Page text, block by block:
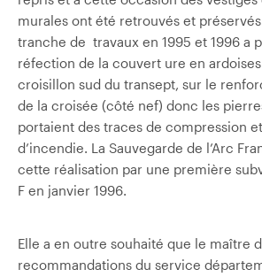
murales ont été retrouvés et
tranche de travaux en 1995 et 1996 a
réfection de la couvert ure en
croisillon sud du transept, sur le
de la croisée (côté nef) donc les
portaient des traces de compression
d’incendie. La Sauvegarde de l’Arc
cette réalisation par une première
F en janvier 1996.
Elle a en outre souhaité que le maître
recommandations du service